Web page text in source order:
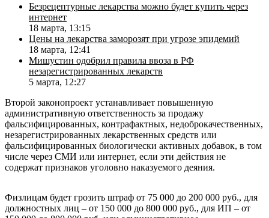
Безрецептурные лекарства можно будет купить через
интернет
18 марта, 13:15
Цены на лекарства заморозят при угрозе эпидемий
18 марта, 12:41
Мишустин одобрил правила ввоза в РФ
незарегистрированных лекарств
5 марта, 12:27
Второй законопроект устанавливает повышенную
административную ответственность за продажу
фальсифицированных, контрафактных, недоброкачественных,
незарегистрированных лекарственных средств или
фальсифицированных биологически активных добавок, в том
числе через СМИ или интернет, если эти действия не
содержат признаков уголовно наказуемого деяния.
Физлицам будет грозить штраф от 75 000 до 200 000 руб., для
должностных лиц – от 150 000 до 800 000 руб., для ИП – от